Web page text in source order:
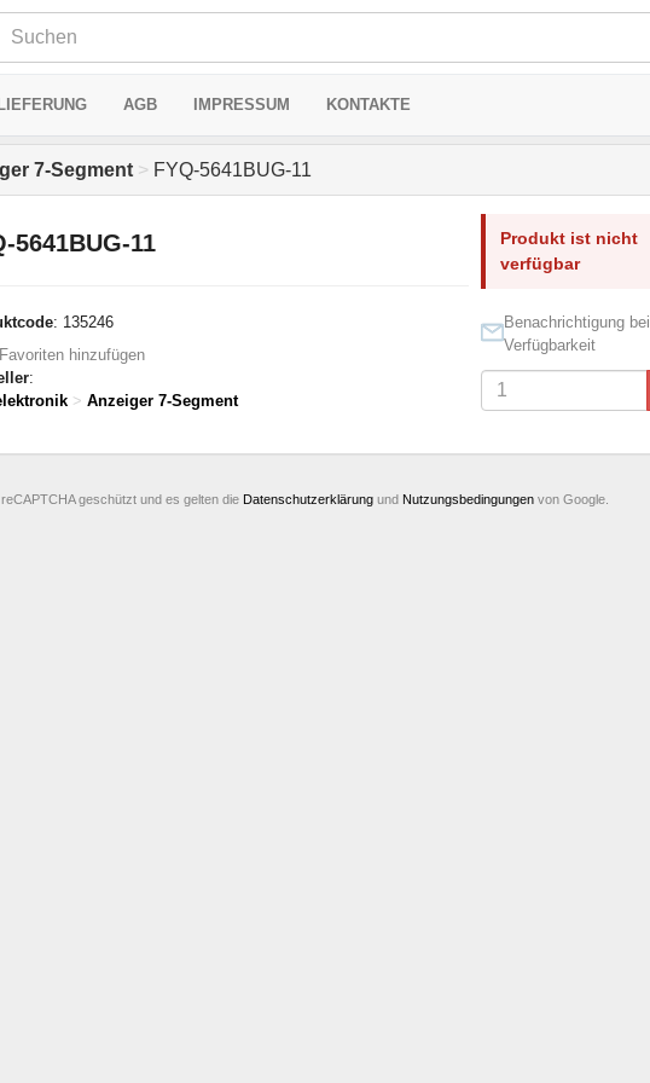
AGB IMPRESSUM KONTAKTE
7-Segment > FYQ-5641BUG-11
5641BUG-11
: 135246
hinzufügen
:
> Anzeiger 7-Segment
Produkt ist nicht
verfügbar
Benachrichtigung bei
Verfügbarkeit
geschützt und es gelten die Datenschutzerklärung und Nutzungsbedingungen von Google.